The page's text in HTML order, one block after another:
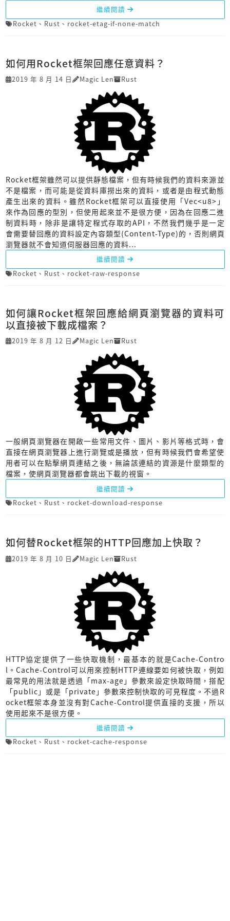
繼續閱讀
Rocket 、 Rust 、 rocket-etag-if-none-match
如何用Rocket框架回應任意資料？
2019 年 8 月 14 日 Magic Len Rust
Rocket框架雖然可以提供靜態檔案，但有時候我們的資料來源並
不是檔案，而可能是從資料庫撈出來的資料，或者是由程式動態
產生出來的資料。雖然Rocket框架可以直接使用「Vec<u8>」
來作為回應的型別，但使用起來並不是很方便，因為在回應二進
制資料時，除非是讓特定程式存取的API，不然我們幾乎是一定
會需要替回應的資料設定內容類型(Content-Type)的，否則網頁
瀏覽器就不會知道伺服器回應的資料...
繼續閱讀
Rocket 、 Rust 、 rocket-raw-response
如何讓Rocket框架回應給網頁瀏覽器的資料可
以直接被下載成檔案？
2019 年 8 月 12 日 Magic Len Rust
一般網頁瀏覽器在開啟一些常用文件、圖片、影片等格式時，會
直接在網頁瀏覽器上進行瀏覽或是播放，但有時候我們會希望使
用者可以在點擊網頁連結之後，無論該連結的資源是什麼類型的
檔案，使網頁瀏覽器都會跳出下載的視窗。
繼續閱讀
Rocket 、 Rust 、 rocket-download-response
如何替Rocket框架的HTTP回應加上快取？
2019 年 8 月 10 日 Magic Len Rust
HTTP協定提供了一些快取機制，最基本的就是Cache-Contro
l。Cache-Control可以用來控制HTTP連線要如何被快取，例如
最常見的用法就是透過「max-age」參數來設定快取時間，搭配
「public」或是「private」參數來控制快取的可見程度。不過R
ocket框架本身並沒有對Cache-Control提供直接的支援，所以
使用起來不是很方便。
繼續閱讀
Rocket 、 Rust 、 rocket-cache-response